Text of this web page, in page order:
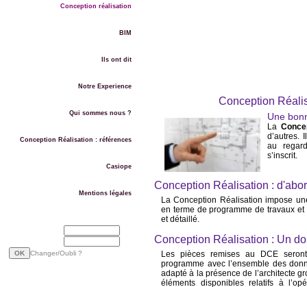
Conception réalisation
BIM
Ils ont dit
Notre Experience
Qui sommes nous ?
Conception Réalisation : références
Casiope
Mentions légales
Changer/Oubli ?
Conception
Une
La
d’autres.
au
s’inscrit.
Conception Réalisation :
La Conception Réalisation impose
en terme de programme de travaux
et détaillé.
Conception Réalisation : Un
Les pièces remises au DCE
programme avec l’ensemble des
adapté à la présence de l’architecte
éléments disponibles relatifs à